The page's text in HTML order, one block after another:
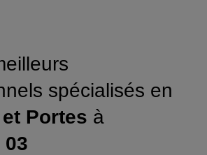
spécialisés en
Portes à
03